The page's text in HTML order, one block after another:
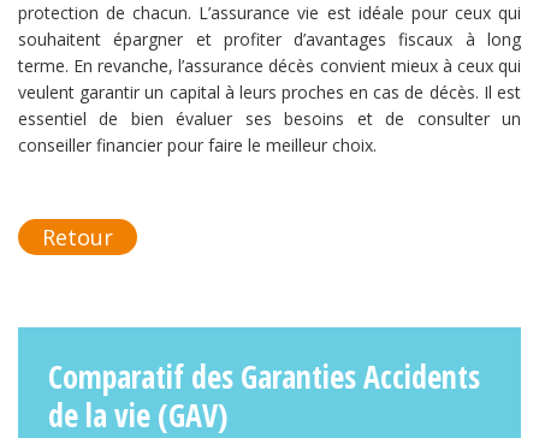
protection de chacun. L’assurance vie est idéale pour ceux qui
souhaitent épargner et profiter d’avantages fiscaux à long
terme. En revanche, l’assurance décès convient mieux à ceux qui
veulent garantir un capital à leurs proches en cas de décès. Il est
essentiel de bien évaluer ses besoins et de consulter un
conseiller financier pour faire le meilleur choix.
Retour
Comparatif des Garanties Accidents
de la vie (GAV)